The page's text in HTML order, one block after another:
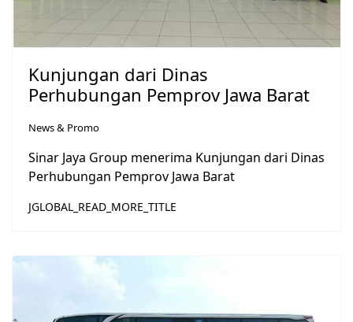
Kunjungan dari Dinas
Perhubungan Pemprov Jawa Barat
News & Promo
Sinar Jaya Group menerima Kunjungan dari Dinas
Perhubungan Pemprov Jawa Barat
JGLOBAL_READ_MORE_TITLE